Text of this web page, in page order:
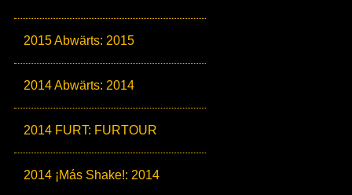
2015 Abwärts: 2015
2014 Abwärts: 2014
2014 FURT: FURTOUR
2014 ¡Más Shake!: 2014